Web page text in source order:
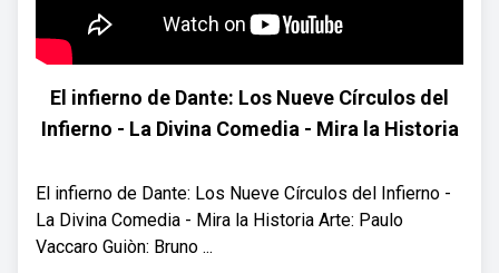
El infierno de Dante: Los Nueve Círculos del
Infierno - La Divina Comedia - Mira la Historia
El infierno de Dante: Los Nueve Círculos del Infierno -
La Divina Comedia - Mira la Historia Arte: Paulo
Vaccaro Guiòn: Bruno ...